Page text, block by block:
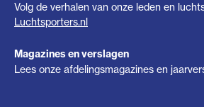
Volg de verhalen van onze leden en
Luchtsporters.nl
Magazines en verslagen
Lees onze afdelingsmagazines en